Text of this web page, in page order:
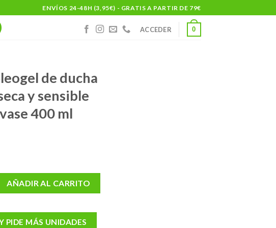
ENVÍOS 24-48H (3,95€) - GRATIS A PARTIR DE 79€
ACCEDER 0
de ducha
y sensible
400 ml
ducha piel muy seca y sensible ph-5 1 envase 400 ml cantidad
AÑADIR AL CARRITO
PIDE MÁS UNIDADES